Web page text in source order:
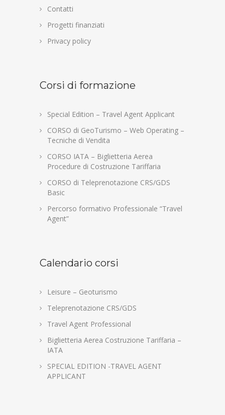
Contatti
Progetti finanziati
Privacy policy
Corsi di formazione
Special Edition – Travel Agent Applicant
CORSO di GeoTurismo – Web Operating –
Tecniche di Vendita
CORSO IATA – Biglietteria Aerea
Procedure di Costruzione Tariffaria
CORSO di Teleprenotazione CRS/GDS
Basic
Percorso formativo Professionale “Travel
Agent”
Calendario corsi
Leisure – Geoturismo
Teleprenotazione CRS/GDS
Travel Agent Professional
Biglietteria Aerea Costruzione Tariffaria –
IATA
SPECIAL EDITION -TRAVEL AGENT
APPLICANT